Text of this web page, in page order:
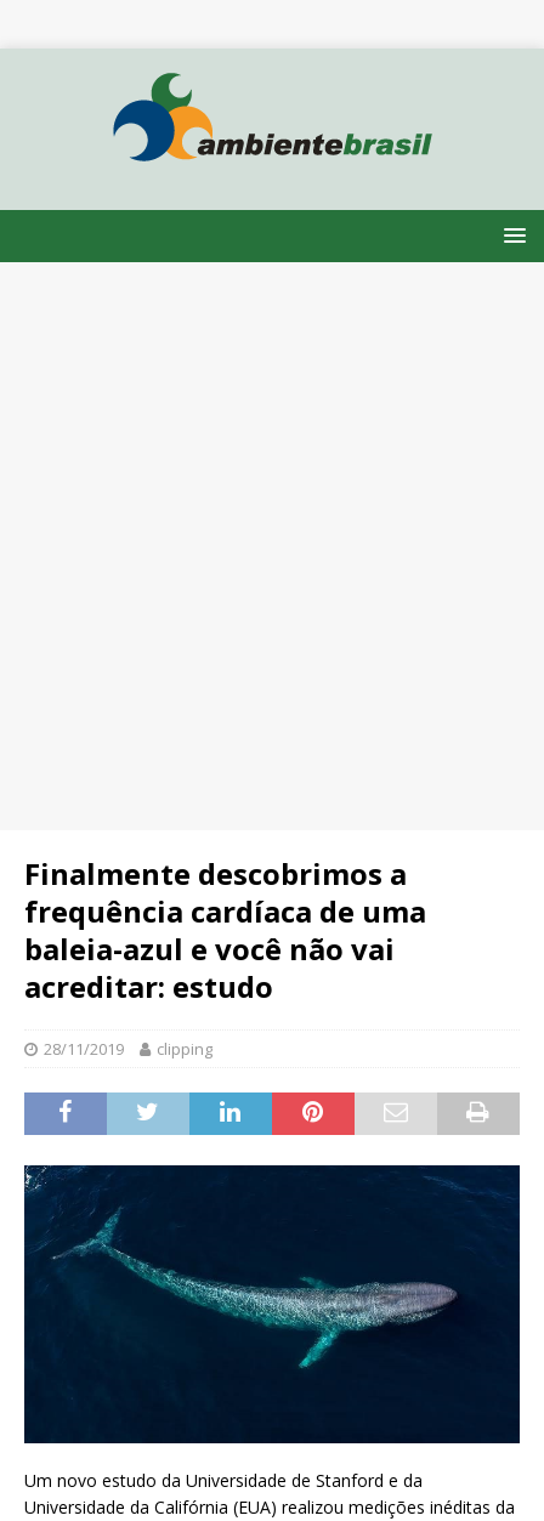
Finalmente descobrimos a
frequência cardíaca de uma
baleia-azul e você não vai
acreditar: estudo
28/11/2019 clipping
Um novo estudo da Universidade de Stanford e da
Universidade da Califórnia (EUA) realizou medições inéditas da